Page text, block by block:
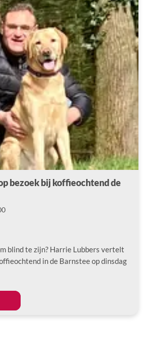
bezoek bij koffieochtend de
blind te zijn? Harrie Lubbers vertelt
in de Barnstee op dinsdag